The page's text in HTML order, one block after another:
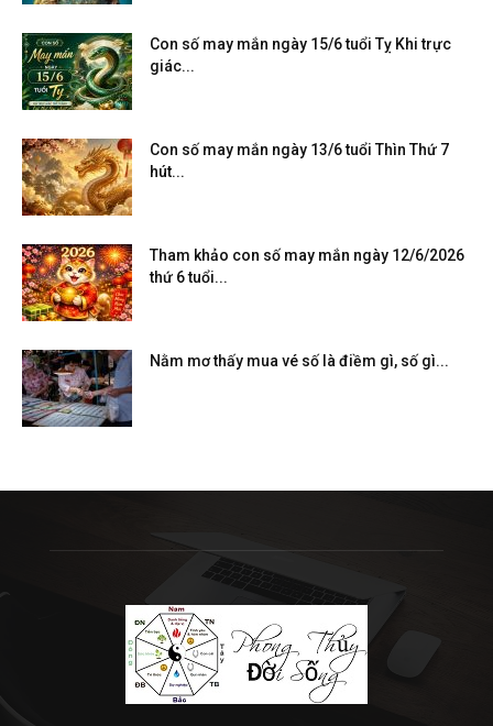
Con số may mắn ngày 15/6 tuổi Tỵ Khi trực
giác...
Con số may mắn ngày 13/6 tuổi Thìn Thứ 7
hút...
Tham khảo con số may mắn ngày 12/6/2026
thứ 6 tuổi...
Nằm mơ thấy mua vé số là điềm gì, số gì...